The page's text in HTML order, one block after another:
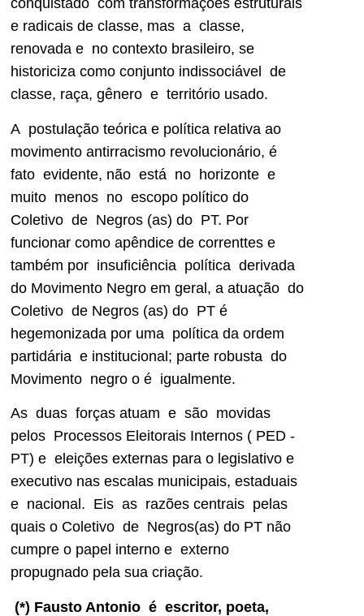
conquistado com transformações estruturais
e radicais de classe, mas a classe,
renovada e no contexto brasileiro, se
historiciza como conjunto indissociável de
classe, raça, gênero e território usado.
A postulação teórica e política relativa ao
movimento antirracismo revolucionário, é
fato evidente, não está no horizonte e
muito menos no escopo político do
Coletivo de Negros (as) do PT. Por
funcionar como apêndice de correnttes e
também por insuficiência política derivada
do Movimento Negro em geral, a atuação do
Coletivo de Negros (as) do PT é
hegemonizada por uma política da ordem
partidária e institucional; parte robusta do
Movimento negro o é igualmente.
As duas forças atuam e são movidas
pelos Processos Eleitorais Internos ( PED -
PT) e eleições externas para o legislativo e
executivo nas escalas municipais, estaduais
e nacional. Eis as razões centrais pelas
quais o Coletivo de Negros(as) do PT não
cumpre o papel interno e externo
propugnado pela sua criação.
(*) Fausto Antonio é escritor, poeta,